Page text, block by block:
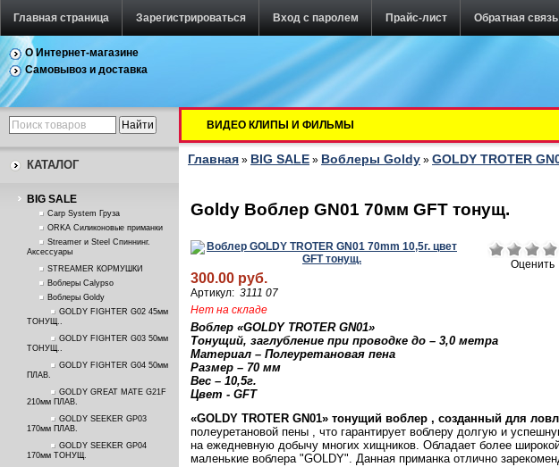
Главная страница Зарегистрироваться Вход с паролем Прайс-лист Обратная связь
О Интернет-магазине
Самовывоз и доставка
КАТАЛОГ
BIG SALE
Carp System Груза
ORKA Силиконовые приманки
Streamer и Steel Спиннинг.
Аксессуары
STREAMER КОРМУШКИ
Воблеры Calypso
Воблеры Goldy
GOLDY FIGHTER G02 45мм
ТОНУЩ..
GOLDY FIGHTER G03 50мм
ТОНУЩ..
GOLDY FIGHTER G04 50мм
ПЛАВ.
GOLDY GREAT MATE G21F
210мм ПЛАВ.
GOLDY SEEKER GP03
170мм ПЛАВ.
GOLDY SEEKER GP04
170мм ТОНУЩ.
ВИДЕО КЛИПЫ И ФИЛЬМЫ
Главная » BIG SALE » Воблеры Goldy » GOLDY TROTER
Goldy Воблер GN01 70мм GFT тонущ.
Оценить
300.00 руб.
Артикул: 3111 07
Нет на складе
Воблер «GOLDYTROTERGN01»
Тонущий, заглубление при проводке до – 3,0 метра
Материал – Полеуретановая пена
Размер – 70 мм
Вес – 10,5г.
Цвет - GFT
«GOLDY TROTER GN01» тонущий воблер , созданный для
полеуретановой пены , что гарантирует воблеру долгую и
на ежедневную добычу многих хищников. Обладает более
маленькие воблера "GOLDY". Данная приманка отлично